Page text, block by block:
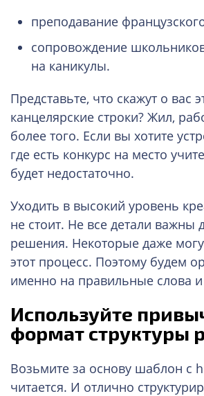
преподавание
сопровождение
на каникулы.
Представьте, что скажут о вас
канцелярские строки? Жил,
более того. Если вы хотите
где есть конкурс на место
будет недостаточно.
Уходить в высокий уровень
не стоит. Не все детали важны
решения. Некоторые даже
этот процесс. Поэтому будем
именно на правильные слова
Используйте
формат структуры
Возьмите за основу шаблон с
читается. И отлично